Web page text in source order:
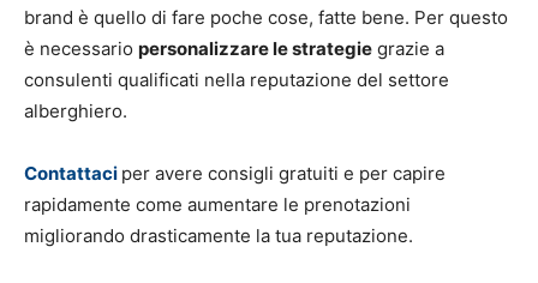
brand è quello di fare poche cose, fatte bene. Per questo
è necessario personalizzare le strategie grazie a
consulenti qualificati nella reputazione del settore
alberghiero.
Contattaci per avere consigli gratuiti e per capire
rapidamente come aumentare le prenotazioni
migliorando drasticamente la tua reputazione.